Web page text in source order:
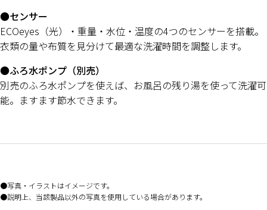
●センサー
ECOeyes（光）・重量・水位・温度の4つのセンサーを搭載。
衣類の量や布質を見分けて最適な洗濯時間を調整します。
●ふろ水ポンプ（別売）
別売のふろ水ポンプを使えば、お風呂の残り湯を使って洗濯可
能。ますます節水できます。
写真・イラストはイメージです。
説明上、当該製品以外の写真を使用している場合があります。